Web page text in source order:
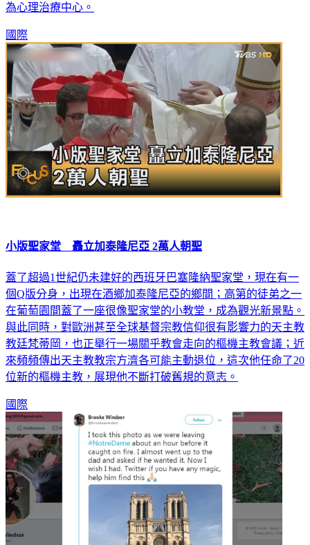
為心理治療中心。
國際
小版聖家堂 矗立加泰隆尼亞 2萬人朝聖
蓋了超過1世紀仍未建好的西班牙巴塞隆納聖家堂，現在有一
個Q版分身，出現在酒鄉加泰隆尼亞的鄉間；高第的徒弟之一
在葡萄園間蓋了一座很像聖家堂的小教堂，成為觀光新景點。
與此同時，對歐洲甚至全球基督宗教信仰很有影響力的天主教
教廷梵蒂岡，也正舉行一場關乎教會走向的樞機主教會議；近
來頻頻傳出天主教教宗方濟各可能主動退位，這次他任命了20
位新的樞機主教，展現他不斷打破舊規的意志。
國際